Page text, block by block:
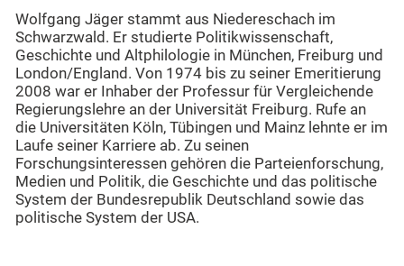
Wolfgang Jäger stammt aus Niedereschach im
Schwarzwald. Er studierte Politikwissenschaft,
Geschichte und Altphilologie in München, Freiburg und
London/England. Von 1974 bis zu seiner Emeritierung
2008 war er Inhaber der Professur für Vergleichende
Regierungslehre an der Universität Freiburg. Rufe an
die Universitäten Köln, Tübingen und Mainz lehnte er im
Laufe seiner Karriere ab. Zu seinen
Forschungsinteressen gehören die Parteienforschung,
Medien und Politik, die Geschichte und das politische
System der Bundesrepublik Deutschland sowie das
politische System der USA.